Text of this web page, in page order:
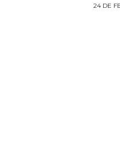
24 DE